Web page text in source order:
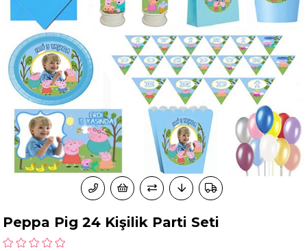
Peppa Pig 24 Kişilik Parti Seti